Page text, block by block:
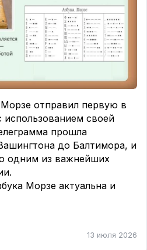
отправил первую в
использованием своей
прошла
до Балтимора, и
одним из важнейших
Морзе актуальна и
зашифровать13 июля 2026